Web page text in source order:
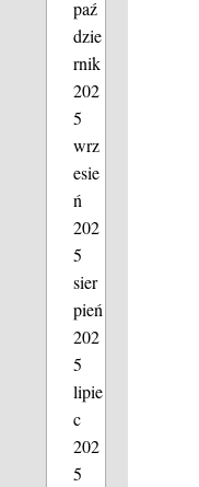
paź
dzie
rnik
202
5
wrz
esie
ń
202
5
sier
pień
202
5
lipie
c
202
5